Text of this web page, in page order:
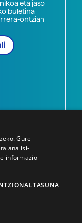
eta jaso
buletina
ontzian
Gure
analisi-
informazio